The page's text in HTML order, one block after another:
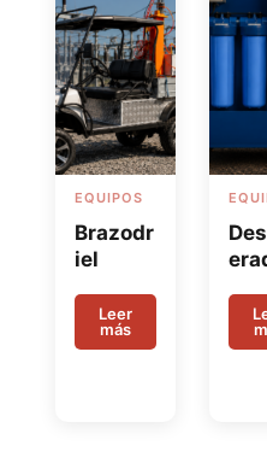
EQUIPOS
Brazodr
iel
Leer
más